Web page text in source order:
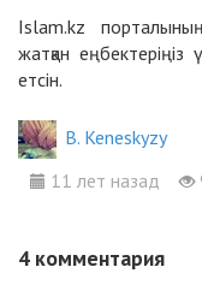
Islam.kz
жатқан
етсін.
B. Keneskyzy
11 лет назад
4 комментария